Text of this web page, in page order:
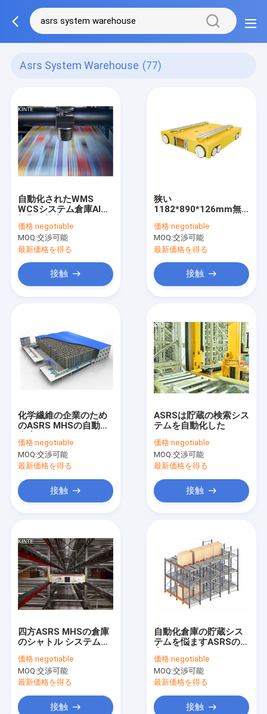
Asrs System Warehouse (77)
自動化されたWMS
WCSシステム倉庫AIの
価格:negotiable
MOQ:交渉可能
最新価格を得る
接触
狭い
1182*890*126mm無
ASRS MHS倉庫
価格:negotiable
MOQ:交渉可能
最新価格を得る
接触
化学繊維の企業のため
のASRS MHSの自動化
価格:negotiable
MOQ:交渉可能
最新価格を得る
接触
ASRSは貯蔵の検索シス
テムを自動化した
価格:negotiable
MOQ:交渉可能
最新価格を得る
接触
四方ASRS MHSの倉庫
のシャトル システムあ
価格:negotiable
MOQ:交渉可能
最新価格を得る
接触
自動化倉庫の貯蔵シス
テムを悩ますASRSの重
価格:negotiable
MOQ:交渉可能
最新価格を得る
接触